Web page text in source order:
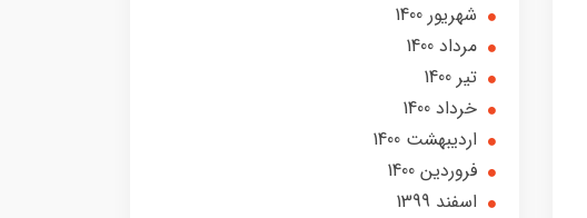
شهریور 1400
مرداد 1400
تير 1400
خرداد 1400
ارديبهشت 1400
فروردین 1400
اسفند 1399